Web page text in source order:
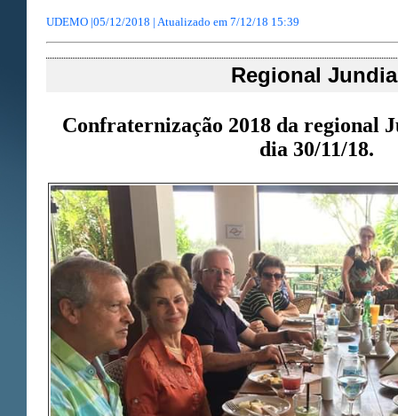
UDEMO |05/12/2018 | Atualizado em 7/12/18 15:39
Regional
Confraternização 2018 da regional
dia 30/11/18.